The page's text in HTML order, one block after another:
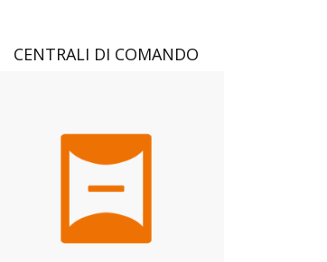
CENTRALI DI COMANDO